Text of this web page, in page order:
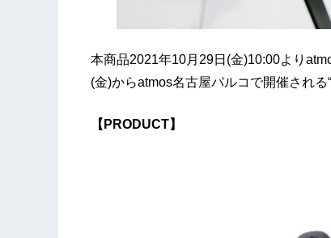
本商品2021年10⽉29⽇(⾦)10:00より
(⾦)からatmos名古屋パルコで開催される
【PRODUCT】